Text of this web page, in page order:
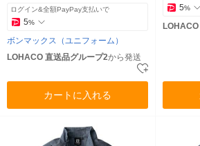
ログイン&全額PayPay支払いで
5%
ボンマックス（ユニフォーム）
LOHACO 直送品グループ2から発送
カートに入れる
5%